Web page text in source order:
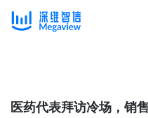
产品总览
解决方案
医药代表拜访冷场，销